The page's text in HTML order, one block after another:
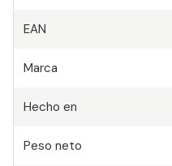
EAN
Marca
Hecho en
Peso neto